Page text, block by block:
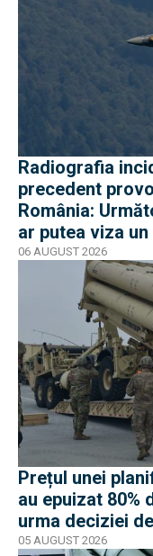
Radiografia
precedent
România:
ar putea viza
direcția Galați-
06 AUGUST 2026
Prețul unei
au epuizat 80%
urma deciziei
05 AUGUST 2026